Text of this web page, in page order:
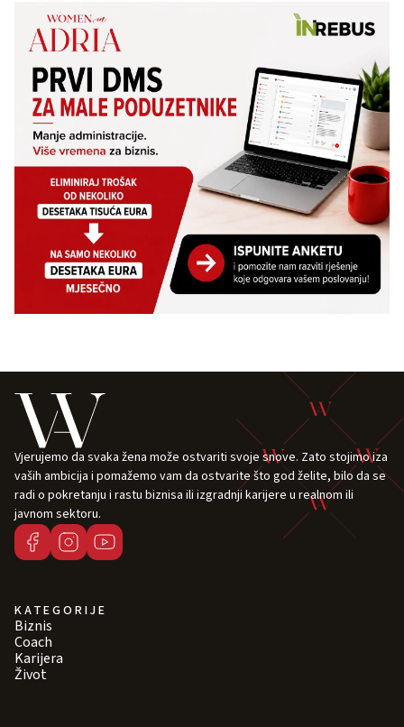
Vjerujemo da svaka žena može ostvariti svoje snove. Zato stojimo iza
vaših ambicija i pomažemo vam da ostvarite što god želite, bilo da se
radi o pokretanju i rastu biznisa ili izgradnji karijere u realnom ili
javnom sektoru.
KATEGORIJE
Biznis
Coach
Karijera
Život